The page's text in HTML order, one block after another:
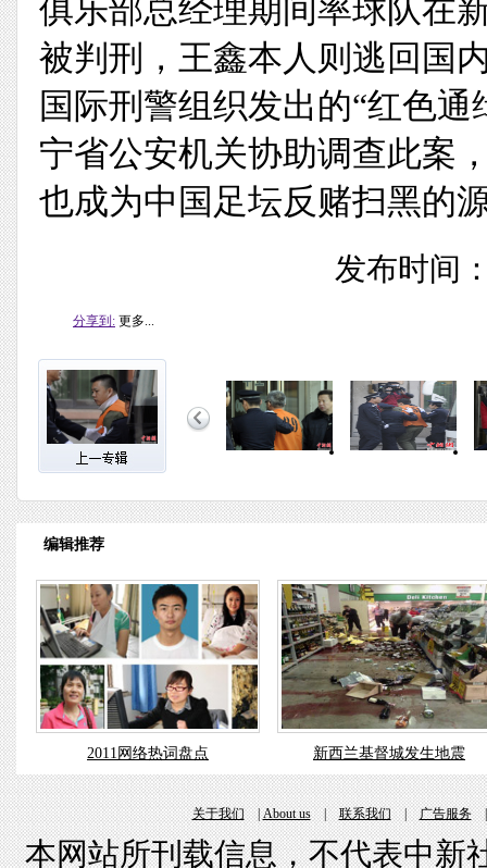
俱乐部总经理期间率球队在
被判刑，王鑫本人则逃回国
国际刑警组织发出的“红色
宁省公安机关协助调查此案
也成为中国足坛反赌扫黑的
发布时间
分享到: 更多...
编辑推荐
2011网络热词盘点 新西兰基督城发生地震
关于我们|About us|联系我们|广告服务
本网站所刊载信息，不代表中新